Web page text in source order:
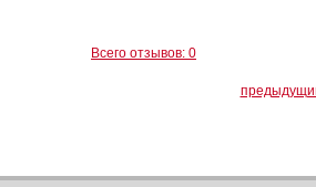
Всего отзывов: 0